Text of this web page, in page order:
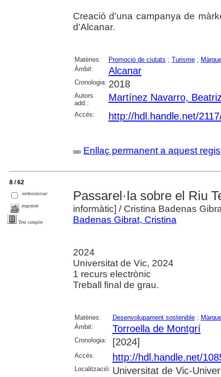
Creació d'una campanya de
d'Alcanar.
Matèries: Promoció de ciutats ; Turisme;
Àmbit:
Alcanar
Cronologia: 2018
Autors
add.:
Martínez Navarro,
Accés: http://hdl.handle.net/
Enllaç permanent a aquest
8 / 62
seleccionar
imprimir
Text complet
Passarel·la sobre el Riu
informàtic] / Cristina Badenas
Badenas Gibrat, Cristina
2024
Universitat de Vic, 2024
1 recurs electrònic
Treball final de grau.
Matèries: Desenvolupament sostenible;
Àmbit:
Torroella de Montgrí
Cronologia: [2024]
Accés: http://hdl.handle.net/
Localització: Universitat de Vic-